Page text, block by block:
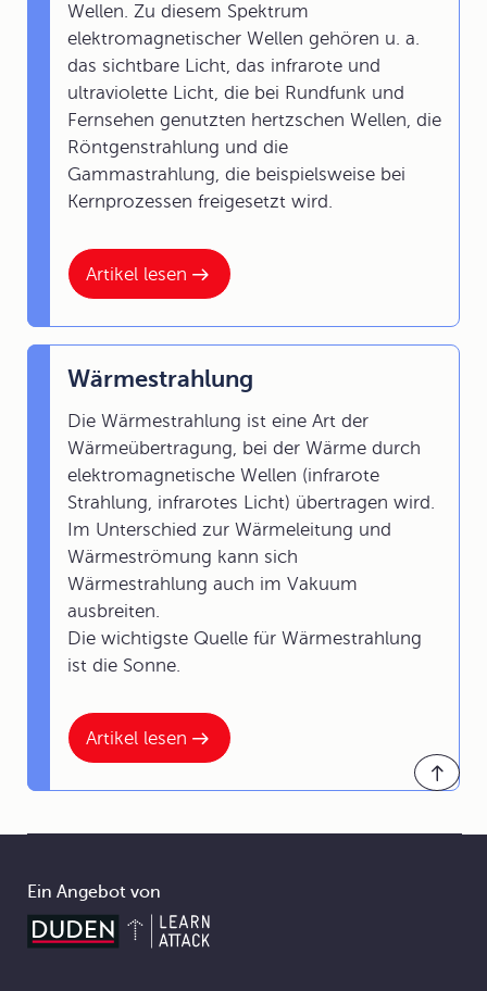
Artikel lesen
Wellen. Zu diesem Spektrum
elektromagnetischer Wellen gehören u. a.
das sichtbare Licht, das infrarote und
ultraviolette Licht, die bei Rundfunk und
Fernsehen genutzten hertzschen Wellen, die
Röntgenstrahlung und die
Gammastrahlung, die beispielsweise bei
Kernprozessen freigesetzt wird.
Artikel lesen
Wärmestrahlung
Die Wärmestrahlung ist eine Art der
Wärmeübertragung, bei der Wärme durch
elektromagnetische Wellen (infrarote
Strahlung, infrarotes Licht) übertragen wird.
Im Unterschied zur Wärmeleitung und
Wärmeströmung kann sich
Wärmestrahlung auch im Vakuum
ausbreiten.
Die wichtigste Quelle für Wärmestrahlung
ist die Sonne.
Ein Angebot von